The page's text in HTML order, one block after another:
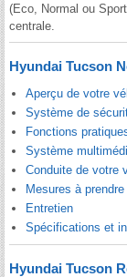
(Eco, Normal ou
centrale.
Hyundai Tucson
Aperçu de votre
Système de
Fonctions
Système
Conduite de votre
Mesures à
Entretien
Spécifications et
Hyundai Tucson